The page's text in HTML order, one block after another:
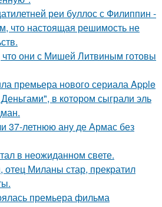
реи буллос с Филиппин -
что настоящая решимость не
что они с Мишей Литвиным готовы
премьера нового сериала Apple
в котором сыграли эль
37-летнюю ану де Армас без
в неожиданном свете.
отец Миланы стар, прекратил
премьера фильма